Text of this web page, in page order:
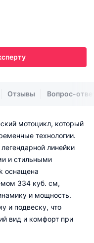
Отзывы Вопрос-
мотоцикл, который
технологии.
линейки
и стильными
оснащена
334 куб. см,
и мощность.
и подвеску, что
вид и комфорт при